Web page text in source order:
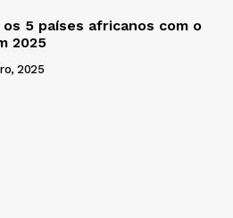
5 países africanos com o
2025
2025